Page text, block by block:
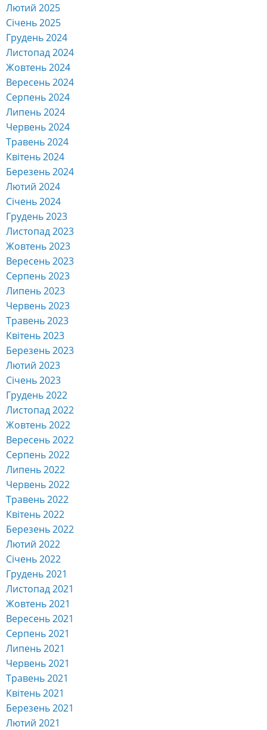
Лютий 2025
Січень 2025
Грудень 2024
Листопад 2024
Жовтень 2024
Вересень 2024
Серпень 2024
Липень 2024
Червень 2024
Травень 2024
Квітень 2024
Березень 2024
Лютий 2024
Січень 2024
Грудень 2023
Листопад 2023
Жовтень 2023
Вересень 2023
Серпень 2023
Липень 2023
Червень 2023
Травень 2023
Квітень 2023
Березень 2023
Лютий 2023
Січень 2023
Грудень 2022
Листопад 2022
Жовтень 2022
Вересень 2022
Серпень 2022
Липень 2022
Червень 2022
Травень 2022
Квітень 2022
Березень 2022
Лютий 2022
Січень 2022
Грудень 2021
Листопад 2021
Жовтень 2021
Вересень 2021
Серпень 2021
Липень 2021
Червень 2021
Травень 2021
Квітень 2021
Березень 2021
Лютий 2021